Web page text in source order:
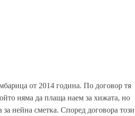
от 2014 година. По договор тя
няма да плаща наем за хижата, но
нейна сметка. Според договора този